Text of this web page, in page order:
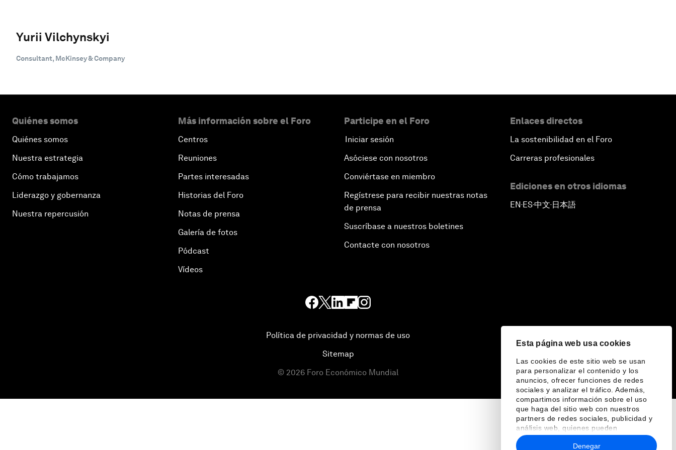
Esta página web usa cookies
Las cookies de este sitio web se usan
para personalizar el contenido y los
anuncios, ofrecer funciones de redes
sociales y analizar el tráfico. Además,
compartimos información sobre el uso
que haga del sitio web con nuestros
partners de redes sociales, publicidad y
análisis web, quienes pueden
combinarla con otra información que les
haya proporcionado o que hayan
Denegar
Yurii Vilchynskyi
Consultant, McKinsey & Company
Quiénes somos
Quiénes somos
Nuestra estrategia
Cómo trabajamos
Liderazgo y gobernanza
Nuestra repercusión
Más información sobre el Foro
Centros
Reuniones
Partes interesadas
Historias del Foro
Notas de prensa
Galería de fotos
Pódcast
Vídeos
Participe en el Foro
Iniciar sesión
Asóciese con nosotros
Conviértase en miembro
Regístrese para recibir nuestras notas
de prensa
Suscríbase a nuestros boletines
Contacte con nosotros
Enlaces directos
La sostenibilidad en el Foro
Carreras profesionales
Ediciones en otros idiomas
EN▪ES▪中文▪ 日本語
Política de privacidad y normas de uso
Sitemap
© 2026 Foro Económico Mundial